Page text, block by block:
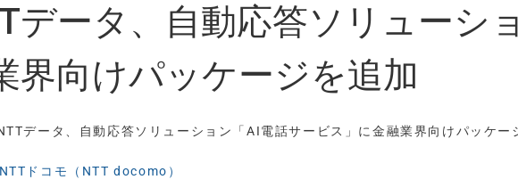
データ、自動応答ソリューシ
界向けパッケージを追加
データ、自動応答ソリューション「AI電話サービス」に金融業界向けパッケー
NTTドコモ（NTT docomo）